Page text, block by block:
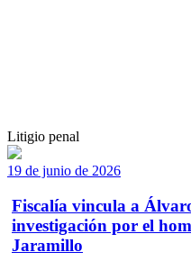
Litigio penal
19 de junio de 2026
Fiscalía vincula a
investigación por el
Jaramillo